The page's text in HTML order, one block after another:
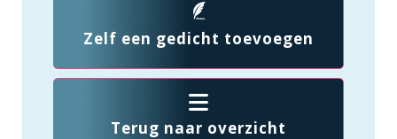
Zelf een gedicht toevoegen
Terug naar overzicht